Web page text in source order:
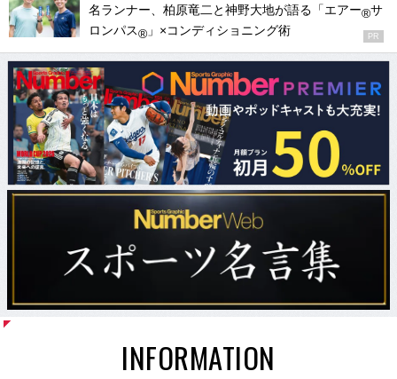
名ランナー、柏原竜二と神野大地が語る「エアー®サ
ロンパス® 」×コンディショニング術 PR
INFORMATION